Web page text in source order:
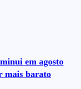
em agosto
mais barato